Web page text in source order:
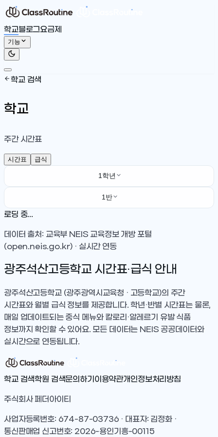
학교블로그요금제
기능
학교 검색
학교
주간 시간표
시간표 급식
1학년
1반
로딩 중...
데이터 출처: 교육부 NEIS 교육정보 개방 포털
(open.neis.go.kr) · 실시간 연동
광주석산고등학교 시간표·급식 안내
광주석산고등학교(광주광역시교육청 · 고등학교)의 주간
시간표와 월별 급식 정보를 제공합니다. 학년·반별 시간표는 물론,
매일 업데이트되는 중식 메뉴와 칼로리·알레르기 유발 식품
정보까지 확인할 수 있어요. 모든 데이터는 NEIS 공공데이터와
실시간으로 연동됩니다.
학교 검색학원 검색문의하기 이용약관개인정보처리방침
주식회사 페더아이티
사업자등록번호: 674-87-03736 · 대표자: 김정화 ·
통신판매업 신고번호: 2026-용인기흥-00115